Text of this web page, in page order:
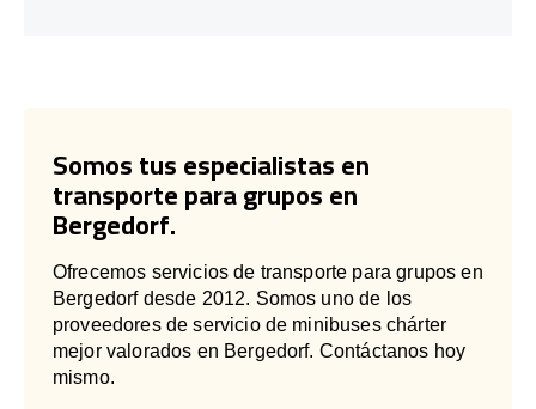
Somos tus especialistas en
transporte para grupos en
Bergedorf.
Ofrecemos servicios de transporte para grupos en
Bergedorf desde 2012. Somos uno de los
proveedores de servicio de minibuses chárter
mejor valorados en Bergedorf. Contáctanos hoy
mismo.